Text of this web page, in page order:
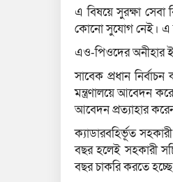
এ বিষয়ে সুরক্ষা
কোনো সুযোগ নেই। এ
এও-পিওদের অনীহার
সাবেক প্রধান
মন্ত্রণালয়ে আবেদন
আবেদন প্রত্যাহার
ক্যাডারবহির্ভূত
বছর হলেই সহকারী
বছর চাকরি করতে